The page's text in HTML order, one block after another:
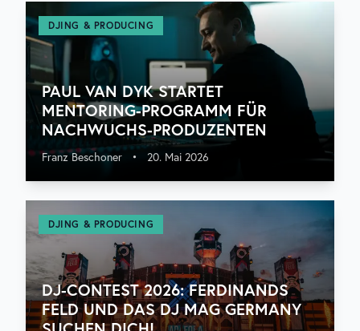
DJING & PRODUCING
PAUL VAN DYK STARTET
MENTORING-PROGRAMM FÜR
NACHWUCHS-PRODUZENTEN
Franz Beschoner • 20. Mai 2026
DJING & PRODUCING
DJ-CONTEST 2026: FERDINANDS
FELD UND DAS DJ MAG GERMANY